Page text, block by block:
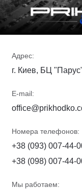
Адрес:
г. Киев, БЦ
E-mail:
Номера телефонов:
+38 (093) 007-44-
+38 (098) 007-44-
Мы работаем: